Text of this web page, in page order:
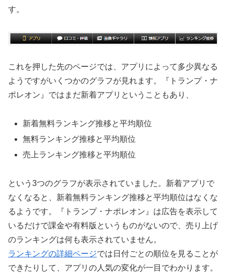
す。
これを押した先のページでは、アプリによって多少異なる
ようですがいくつかのグラフが見れます。『トランプ・ナ
ポレオン』ではまだ新着アプリということもあり、
新着無料ランキング推移と平均順位
無料ランキング推移と平均順位
売上ランキング推移と平均順位
という3つのグラフが表示されていました。新着アプリで
なくなると、新着無料ランキング推移と平均順位はなくな
るようです。『トランプ・ナポレオン』は広告を表示して
いるだけで課金や有料版というものがないので、売り上げ
のランキングは何も表示されていません。
ランキングの詳細ページでは日付ごとの順位を見ることが
できたりして、アプリの人気の変化が一目でわかります。